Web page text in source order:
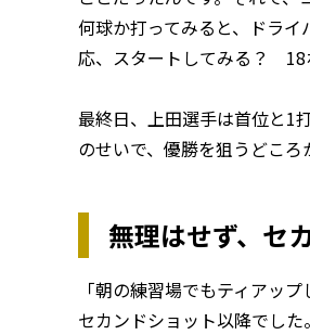
何球か打ってみると、ドラ
応、スタートしてみる？ 18
最終日、上田選手は首位と1
のせいで、優勝を狙うどころ
無理はせず、セ
「朝の練習場でもティアッ
セカンドショット以降でし